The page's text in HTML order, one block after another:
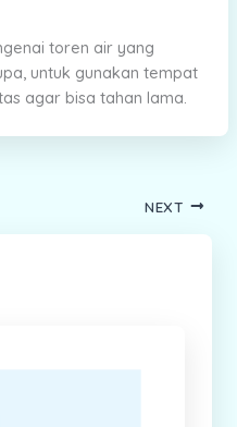
toren air yang
untuk gunakan tempat
agar bisa tahan lama.
NEXT